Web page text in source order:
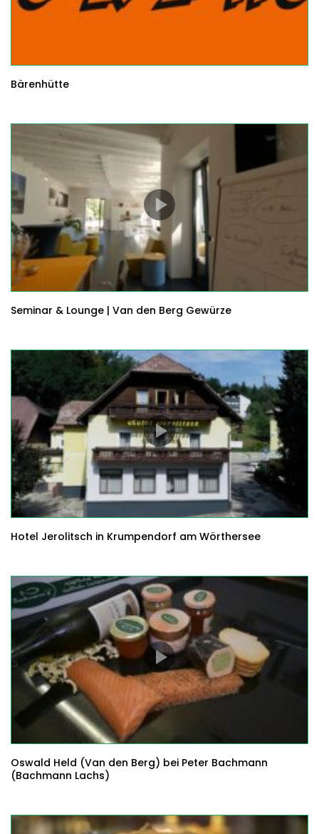
Bärenhütte
Seminar & Lounge | Van den Berg Gewürze
Hotel Jerolitsch in Krumpendorf am Wörthersee
Oswald Held (Van den Berg) bei Peter Bachmann
(Bachmann Lachs)